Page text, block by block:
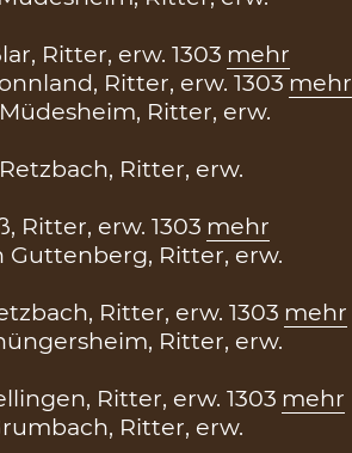
Ritter, erw. 1303 mehr
Ritter, erw. 1303 mehr
Ritter, erw.
Ritter, erw.
Ritter, erw. 1303 mehr
Guttenberg, Ritter, erw.
Ritter, erw. 1303 mehr
Ritter, erw.
Ritter, erw. 1303 mehr
Ritter, erw.